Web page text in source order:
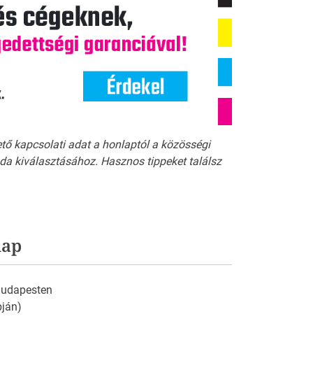
kapcsolati adat a honlaptól a közösségi
kiválasztásához. Hasznos tippeket találsz